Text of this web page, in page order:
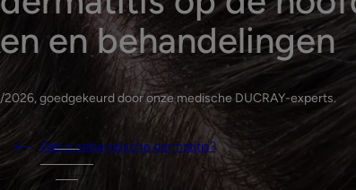
en behandelingen
2026, goedgekeurd dooronze medische DUCRAY-experts.
Wat is seborroïsche dermatitis?